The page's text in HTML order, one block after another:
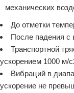
механических
До отметки
После падения с
Транспортной
ускорением 1000 м/
Вибраций в
ускорение не